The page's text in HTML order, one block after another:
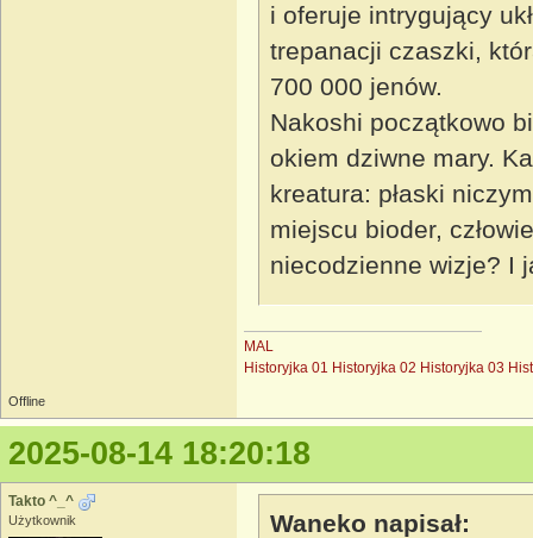
i oferuje intrygujący
trepanacji czaszki,
700 000 jenów.
Nakoshi początkowo
okiem dziwne mary.
kreatura: płaski
miejscu bioder,
niecodzienne wizje? I
MAL
Historyjka 01 Historyjka 02 Historyjka 03
Offline
2025-08-14 18:20:18
Takto ^_^
Użytkownik Waneko napisał: